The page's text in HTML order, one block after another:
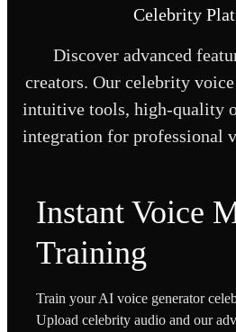
Celebrity
Discover advanced
creators. Our celebrity
intuitive tools, high-quality
integration for professional
Instant Voice
Training
Train your AI voice generator
Upload celebrity audio and our